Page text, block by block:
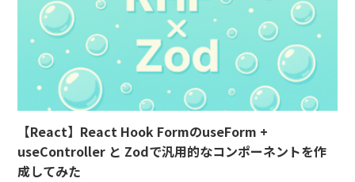
【React】React Hook FormのuseForm +
useController と Zodで汎用的なコンポーネントを作
成してみた